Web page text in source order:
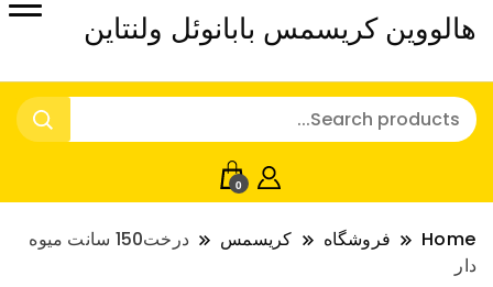
هالووین کریسمس بابانوئل ولنتاین
0
Home فروشگاه کریسمس
درخت150 سانت میوه
دار